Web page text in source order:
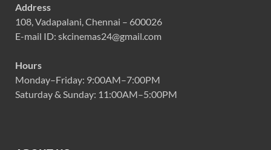
Address
108, Vadapalani, Chennai – 600026
E-mail ID: skcinemas24@gmail.com
Hours
Monday–Friday: 9:00AM–7:00PM
Saturday & Sunday: 11:00AM–5:00PM